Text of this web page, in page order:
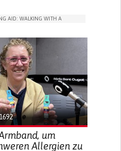
AID: WALKING WITH A
WITH WEARABLE)
WITHDRAWAL OR ISOLATION
AND SOCIAL INTEGRATION
um
Allergien zu